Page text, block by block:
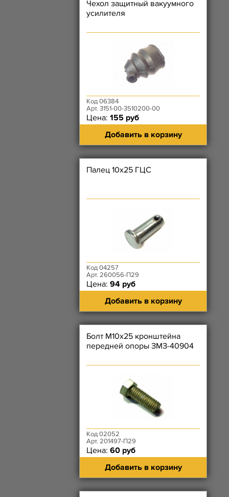
Чехол защитный вакуумного
усилителя
Код 06384
Арт. 3151-00-3510200-00
Цена: 155 руб
Добавить в корзину
Палец 10х25 ГЦС
Код 04257
Арт. 260056-П29
Цена: 94 руб
Добавить в корзину
Болт М10х25 кронштейна
передней опоры ЗМЗ-40904
Код 02052
Арт. 201497-П29
Цена: 60 руб
Добавить в корзину